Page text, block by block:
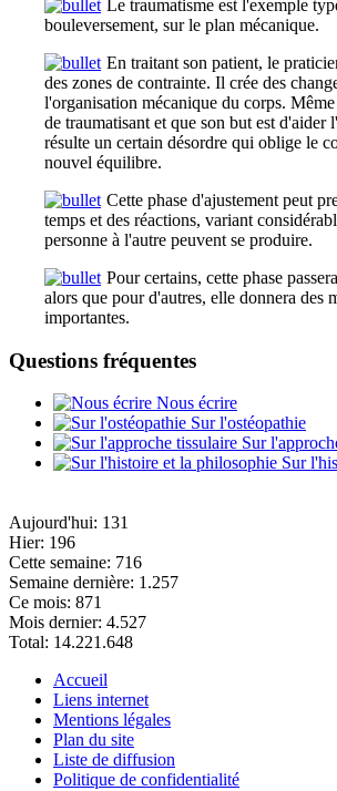
Le traumatisme est l'exemple
bouleversement, sur le plan mécanique.
En traitant son patient, le
des zones de contrainte. Il crée des
l'organisation mécanique du corps.
de traumatisant et que son but est d'aider
résulte un certain désordre qui oblige le
nouvel équilibre.
Cette phase d'ajustement peut
temps et des réactions, variant
personne à l'autre peuvent se produire.
Pour certains, cette phase
alors que pour d'autres, elle donnera des
importantes.
Questions fréquentes
Nous écrire
Sur l'ostéopathie
Sur
Sur
Aujourd'hui: 131
Hier: 196
Cette semaine: 716
Semaine dernière: 1.257
Ce mois: 871
Mois dernier: 4.527
Total: 14.221.648
Accueil
Liens internet
Mentions légales
Plan du site
Liste de diffusion
Politique de confidentialité